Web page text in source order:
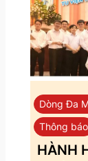
Dòng Đa
Thông báo
HÀNH